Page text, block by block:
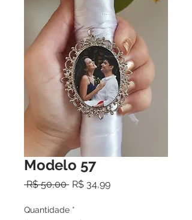
Modelo 57
R$ 50,00 Preço
R$ 34,99Preço
Quantidade *